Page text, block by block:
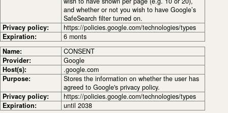
and whether or not you wish to have Google’s
SafeSearch filter turned on.
Privacy policy:
https://policies.google.com/technologies/types
Expiration:
6 monts
Name:
CONSENT
Provider:
Google
Host(s):
.google.com
Purpose:
Stores the information on whether the user has
agreed to Google's privacy policy.
Privacy policy:
https://policies.google.com/technologies/types
Expiration:
until 2038